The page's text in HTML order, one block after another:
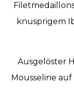
knusprigem
Ausgelöster
Mousseline